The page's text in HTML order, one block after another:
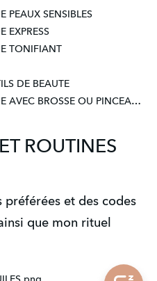
PEAUX SENSIBLES
EXPRESS
TONIFIANT
DE BEAUTE
7 - DRAINAGE LYMPHATIQUE AVEC BROSSE OU PINCEAUX
ROUTINES
préférées et des codes
que mon rituel